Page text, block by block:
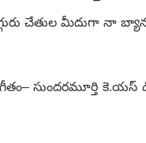
చేతుల మీదుగా నా
సుందరమూర్తి